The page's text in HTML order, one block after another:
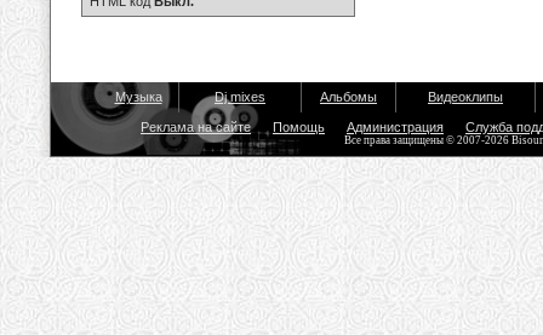
Музыка Dj mixes Альбомы Видеоклипы
Реклама на сайте Помощь Администрация Служба
Все права защищены © 2007-2026